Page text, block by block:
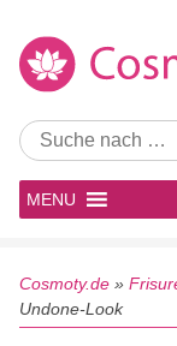
MENU
Cosmoty.de »
Undone-Look